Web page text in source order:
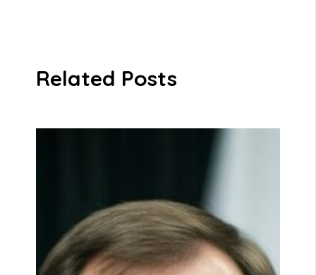
Related Posts